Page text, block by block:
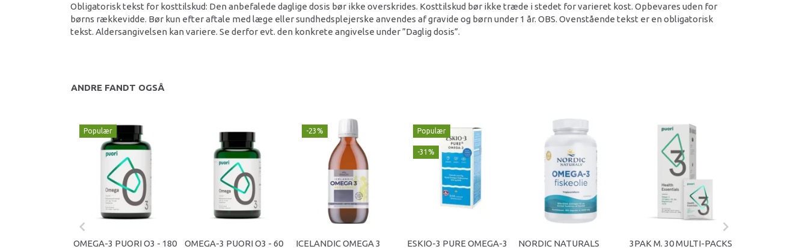
Obligatorisk tekst for kosttilskud: Den anbefalede daglige dosis bør ikke overskrides. Kosttilskud bør ikke træde i stedet for varieret kost. Opbevares uden for
børns rækkevidde. Bør kun efter aftale med læge eller sundhedsplejerske anvendes af gravide og børn under 1 år. OBS. Ovenstående tekst er en obligatorisk
tekst. Aldersangivelsen kan variere. Se derfor evt. den konkrete angivelse under ”Daglig dosis”.
ANDRE FANDT OGSÅ
Populær
OMEGA-3 PUORI O3 - 180
OMEGA-3 PUORI O3 - 60
-23%
ICELANDIC OMEGA 3
Populær
-31%
ESKIO-3 PURE OMEGA-3
NORDIC NATURALS
3PAK M. 30 MULTI-PACKS